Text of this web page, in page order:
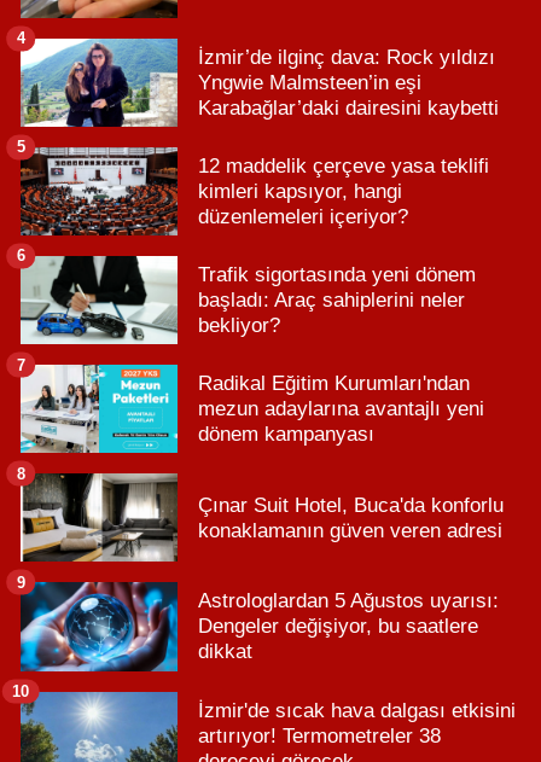
İzmir’de ilginç dava: Rock yıldızı
Yngwie Malmsteen’in eşi
Karabağlar’daki dairesini kaybetti
4
12 maddelik çerçeve yasa teklifi
kimleri kapsıyor, hangi
düzenlemeleri içeriyor?
5
Trafik sigortasında yeni dönem
başladı: Araç sahiplerini neler
bekliyor?
6
Radikal Eğitim Kurumları'ndan
mezun adaylarına avantajlı yeni
dönem kampanyası
7
Çınar Suit Hotel, Buca'da konforlu
konaklamanın güven veren adresi
8
Astrologlardan 5 Ağustos uyarısı:
Dengeler değişiyor, bu saatlere
dikkat
9
İzmir'de sıcak hava dalgası etkisini
artırıyor! Termometreler 38
10